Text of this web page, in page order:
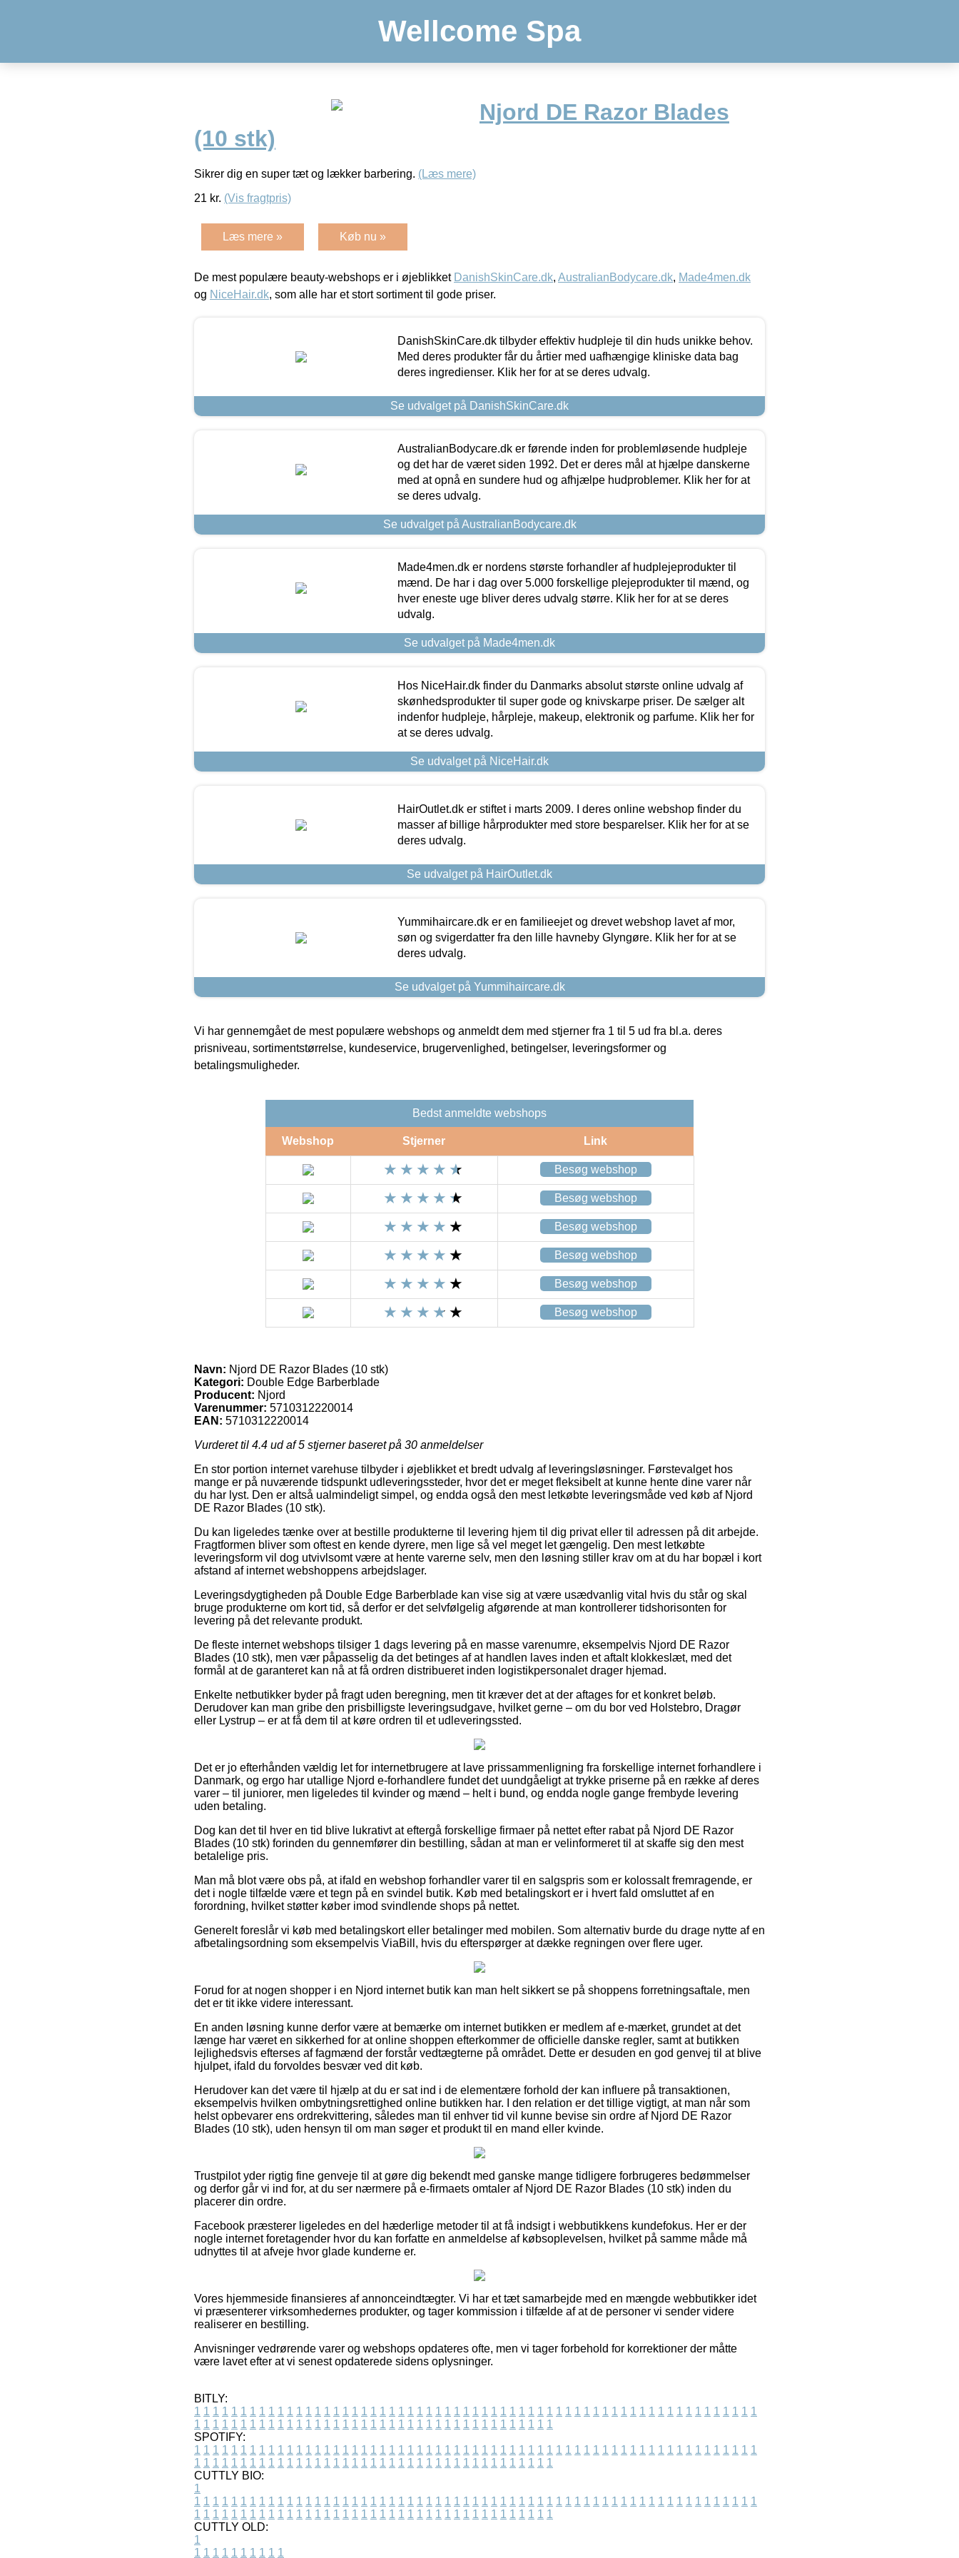
Wellcome Spa
Njord DE Razor Blades
(10 stk)
Sikrer dig en super tæt og lækker barbering. (Læs mere)
21 kr. (Vis fragtpris)
Læs mere » Køb nu »
De mest populære beauty-webshops er i øjeblikket DanishSkinCare.dk, AustralianBodycare.dk, Made4men.dk
og NiceHair.dk, som alle har et stort sortiment til gode priser.
DanishSkinCare.dk tilbyder effektiv hudpleje til din huds unikke behov.
Med deres produkter får du årtier med uafhængige kliniske data bag
deres ingredienser. Klik her for at se deres udvalg.
Se udvalget på DanishSkinCare.dk
AustralianBodycare.dk er førende inden for problemløsende hudpleje
og det har de været siden 1992. Det er deres mål at hjælpe danskerne
med at opnå en sundere hud og afhjælpe hudproblemer. Klik her for at
se deres udvalg.
Se udvalget på AustralianBodycare.dk
Made4men.dk er nordens største forhandler af hudplejeprodukter til
mænd. De har i dag over 5.000 forskellige plejeprodukter til mænd, og
hver eneste uge bliver deres udvalg større. Klik her for at se deres
udvalg.
Se udvalget på Made4men.dk
Hos NiceHair.dk finder du Danmarks absolut største online udvalg af
skønhedsprodukter til super gode og knivskarpe priser. De sælger alt
indenfor hudpleje, hårpleje, makeup, elektronik og parfume. Klik her for
at se deres udvalg.
Se udvalget på NiceHair.dk
HairOutlet.dk er stiftet i marts 2009. I deres online webshop finder du
masser af billige hårprodukter med store besparelser. Klik her for at se
deres udvalg.
Se udvalget på HairOutlet.dk
Yummihaircare.dk er en familieejet og drevet webshop lavet af mor,
søn og svigerdatter fra den lille havneby Glyngøre. Klik her for at se
deres udvalg.
Se udvalget på Yummihaircare.dk
Vi har gennemgået de mest populære webshops og anmeldt dem med stjerner fra 1 til 5 ud fra bl.a. deres
prisniveau, sortimentstørrelse, kundeservice, brugervenlighed, betingelser, leveringsformer og
betalingsmuligheder.
Bedst anmeldte webshops
Webshop Stjerner Link
Besøg webshop
Besøg webshop
Besøg webshop
Besøg webshop
Besøg webshop
Besøg webshop
Navn: Njord DE Razor Blades (10 stk)
Kategori: Double Edge Barberblade
Producent: Njord
Varenummer: 5710312220014
EAN: 5710312220014
Vurderet til 4.4 ud af 5 stjerner baseret på 30 anmeldelser
En stor portion internet varehuse tilbyder i øjeblikket et bredt udvalg af leveringsløsninger. Førstevalget hos
mange er på nuværende tidspunkt udleveringssteder, hvor det er meget fleksibelt at kunne hente dine varer når
du har lyst. Den er altså ualmindeligt simpel, og endda også den mest letkøbte leveringsmåde ved køb af Njord
DE Razor Blades (10 stk).
Du kan ligeledes tænke over at bestille produkterne til levering hjem til dig privat eller til adressen på dit arbejde.
Fragtformen bliver som oftest en kende dyrere, men lige så vel meget let gængelig. Den mest letkøbte
leveringsform vil dog utvivlsomt være at hente varerne selv, men den løsning stiller krav om at du har bopæl i kort
afstand af internet webshoppens arbejdslager.
Leveringsdygtigheden på Double Edge Barberblade kan vise sig at være usædvanlig vital hvis du står og skal
bruge produkterne om kort tid, så derfor er det selvfølgelig afgørende at man kontrollerer tidshorisonten for
levering på det relevante produkt.
De fleste internet webshops tilsiger 1 dags levering på en masse varenumre, eksempelvis Njord DE Razor
Blades (10 stk), men vær påpasselig da det betinges af at handlen laves inden et aftalt klokkeslæt, med det
formål at de garanteret kan nå at få ordren distribueret inden logistikpersonalet drager hjemad.
Enkelte netbutikker byder på fragt uden beregning, men tit kræver det at der aftages for et konkret beløb.
Derudover kan man gribe den prisbilligste leveringsudgave, hvilket gerne – om du bor ved Holstebro, Dragør
eller Lystrup – er at få dem til at køre ordren til et udleveringssted.
Det er jo efterhånden vældig let for internetbrugere at lave prissammenligning fra forskellige internet forhandlere i
Danmark, og ergo har utallige Njord e-forhandlere fundet det uundgåeligt at trykke priserne på en række af deres
varer – til juniorer, men ligeledes til kvinder og mænd – helt i bund, og endda nogle gange frembyde levering
uden betaling.
Dog kan det til hver en tid blive lukrativt at eftergå forskellige firmaer på nettet efter rabat på Njord DE Razor
Blades (10 stk) forinden du gennemfører din bestilling, sådan at man er velinformeret til at skaffe sig den mest
betalelige pris.
Man må blot være obs på, at ifald en webshop forhandler varer til en salgspris som er kolossalt fremragende, er
det i nogle tilfælde være et tegn på en svindel butik. Køb med betalingskort er i hvert fald omsluttet af en
forordning, hvilket støtter køber imod svindlende shops på nettet.
Generelt foreslår vi køb med betalingskort eller betalinger med mobilen. Som alternativ burde du drage nytte af en
afbetalingsordning som eksempelvis ViaBill, hvis du efterspørger at dække regningen over flere uger.
Forud for at nogen shopper i en Njord internet butik kan man helt sikkert se på shoppens forretningsaftale, men
det er tit ikke videre interessant.
En anden løsning kunne derfor være at bemærke om internet butikken er medlem af e-mærket, grundet at det
længe har været en sikkerhed for at online shoppen efterkommer de officielle danske regler, samt at butikken
lejlighedsvis efterses af fagmænd der forstår vedtægterne på området. Dette er desuden en god genvej til at blive
hjulpet, ifald du forvoldes besvær ved dit køb.
Herudover kan det være til hjælp at du er sat ind i de elementære forhold der kan influere på transaktionen,
eksempelvis hvilken ombytningsrettighed online butikken har. I den relation er det tillige vigtigt, at man når som
helst opbevarer ens ordrekvittering, således man til enhver tid vil kunne bevise sin ordre af Njord DE Razor
Blades (10 stk), uden hensyn til om man søger et produkt til en mand eller kvinde.
Trustpilot yder rigtig fine genveje til at gøre dig bekendt med ganske mange tidligere forbrugeres bedømmelser
og derfor går vi ind for, at du ser nærmere på e-firmaets omtaler af Njord DE Razor Blades (10 stk) inden du
placerer din ordre.
Facebook præsterer ligeledes en del hæderlige metoder til at få indsigt i webbutikkens kundefokus. Her er der
nogle internet foretagender hvor du kan forfatte en anmeldelse af købsoplevelsen, hvilket på samme måde må
udnyttes til at afveje hvor glade kunderne er.
Vores hjemmeside finansieres af annonceindtægter. Vi har et tæt samarbejde med en mængde webbutikker idet
vi præsenterer virksomhedernes produkter, og tager kommission i tilfælde af at de personer vi sender videre
realiserer en bestilling.
Anvisninger vedrørende varer og webshops opdateres ofte, men vi tager forbehold for korrektioner der måtte
være lavet efter at vi senest opdaterede sidens oplysninger.
BITLY:
1 1 1 1 1 1 1 1 1 1 1 1 1 1 1 1 1 1 1 1 1 1 1 1 1 1 1 1 1 1 1 1 1 1 1 1 1 1 1 1 1 1 1 1 1 1 1 1 1 1 1 1 1 1 1 1 1 1 1 1 1
1 1 1 1 1 1 1 1 1 1 1 1 1 1 1 1 1 1 1 1 1 1 1 1 1 1 1 1 1 1 1 1 1 1 1 1 1 1 1
SPOTIFY:
1 1 1 1 1 1 1 1 1 1 1 1 1 1 1 1 1 1 1 1 1 1 1 1 1 1 1 1 1 1 1 1 1 1 1 1 1 1 1 1 1 1 1 1 1 1 1 1 1 1 1 1 1 1 1 1 1 1 1 1 1
1 1 1 1 1 1 1 1 1 1 1 1 1 1 1 1 1 1 1 1 1 1 1 1 1 1 1 1 1 1 1 1 1 1 1 1 1 1 1
CUTTLY BIO:
1
1 1 1 1 1 1 1 1 1 1 1 1 1 1 1 1 1 1 1 1 1 1 1 1 1 1 1 1 1 1 1 1 1 1 1 1 1 1 1 1 1 1 1 1 1 1 1 1 1 1 1 1 1 1 1 1 1 1 1 1 1
1 1 1 1 1 1 1 1 1 1 1 1 1 1 1 1 1 1 1 1 1 1 1 1 1 1 1 1 1 1 1 1 1 1 1 1 1 1 1
CUTTLY OLD:
1
1 1 1 1 1 1 1 1 1 1